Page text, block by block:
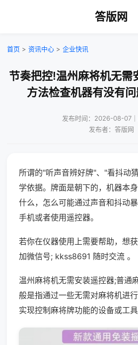
答版网
首页 > 资讯中心 > 企业快讯
节奏把控!温州麻将机无需
方法检查机器有没有
发布时间：2026-08-07｜
发布者：答版网
所谓的"听声音辨好牌"、"看抖动
学依据。牌面是朝下的，机器本
什么，怎么可能通过声音和抖动
手机或者使用遥控器。
若你在仪器使用上需要帮助，想
加微信号; kkss8691 随时交流 。
温州麻将机无需安装遥控器;普通
般是指通过一些无需对麻将机进
实现控制麻将牌功能的设备或工具